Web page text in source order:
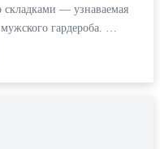
— узнаваемая
мужского гардероба. …